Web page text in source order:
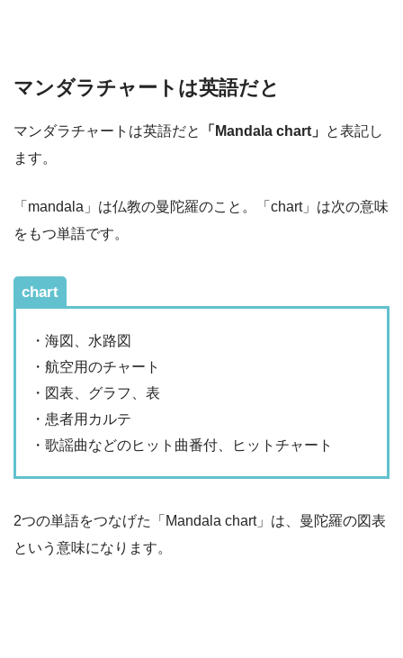
マンダラチャートは英語だと
マンダラチャートは英語だと 「Mandala chart」 と表記し
ます。
「mandala」は仏教の曼陀羅のこと。「chart」は次の意味
をもつ単語です。
chart
・海図、水路図
・航空用のチャート
・図表、グラフ、表
・患者用カルテ
・歌謡曲などのヒット曲番付、ヒットチャート
2つの単語をつなげた「Mandala chart」は、曼陀羅の図表
という意味になります。